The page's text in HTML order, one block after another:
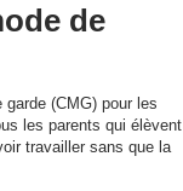
de
(CMG) pour les
les parents qui élèvent
travailler sans que la